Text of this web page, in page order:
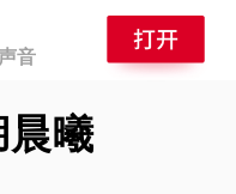
音
曦